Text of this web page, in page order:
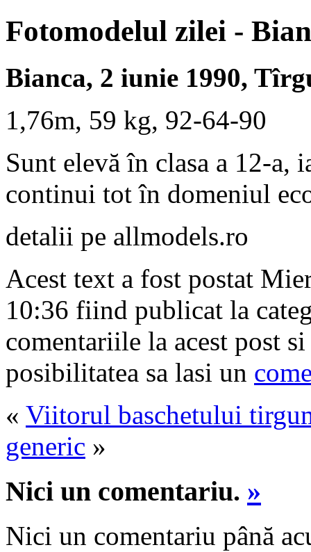
Fotomodelul zilei -
Bianca, 2 iunie 1990,
1,76m, 59 kg, 92-64-90
Sunt elevă în clasa a 12-a,
continui tot în domeniul
detalii pe allmodels.ro
Acest text a fost postat
10:36 fiind publicat la
comentariile la acest post
posibilitatea sa lasi un
« Viitorul baschetului
generic »
Nici un comentariu. »
Nici un comentariu până